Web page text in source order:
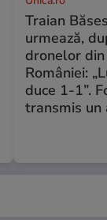
Traian
urmează,
dronelor
României:
duce 1-1”.
transmis un